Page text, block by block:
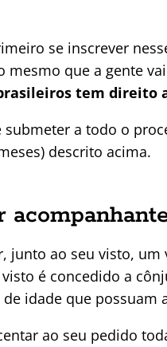
se inscrever
mesmo que a gente
tem direito
submeter a todo o
descrito acima.
junto ao seu visto,
visto é concedido a
idade que possuam
ao seu pedido